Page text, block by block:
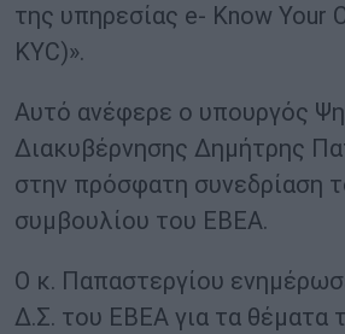
της υπηρεσίας e- Know Your
KYC)».
Αυτό ανέφερε ο υπουργός
Διακυβέρνησης Δημήτρης
στην πρόσφατη συνεδρίαση
συμβουλίου του ΕΒΕΑ.
Ο κ. Παπαστεργίου
Δ.Σ. του ΕΒΕΑ για τα θέματα